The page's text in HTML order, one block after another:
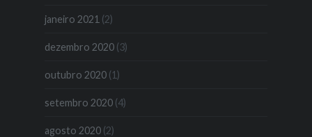
janeiro 2021 (2)
dezembro 2020(3)
outubro 2020(1)
setembro 2020(4)
agosto 2020(2)